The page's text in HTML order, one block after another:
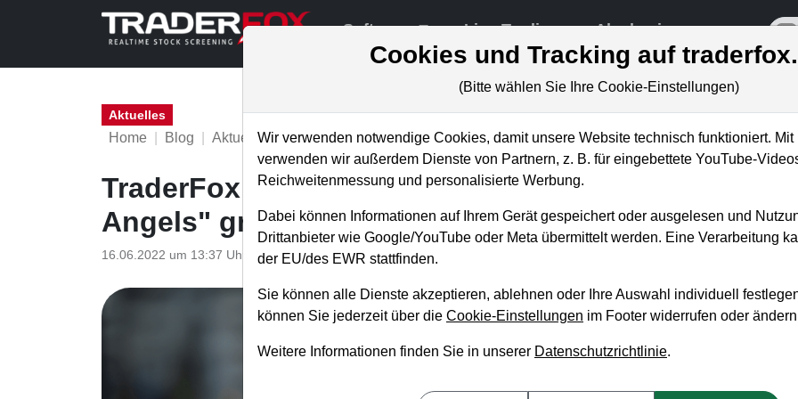
Software Live-Trading Akademie
Aktuelles
Home Blog Aktuelles
TraderFox stellt 53-seitigen Research-Report
Angels" gratis bereit
16.06.2022 um 13:37 Uhr TraderFox GmbH
Cookies und Tracking auf
(Bitte wählen Sie Ihre Cookie-Einstellungen)
Wir verwenden notwendige Cookies, damit unsere Website technisch funktioniert.
verwenden wir außerdem Dienste von Partnern, z. B. für eingebettete YouTube-
Reichweitenmessung und personalisierte Werbung.
Dabei können Informationen auf Ihrem Gerät gespeichert oder ausgelesen und
Drittanbieter wie Google/YouTube oder Meta übermittelt werden. Eine Verarbeitung
der EU/des EWR stattfinden.
Sie können alle Dienste akzeptieren, ablehnen oder Ihre Auswahl individuell
können Sie jederzeit über die Cookie-Einstellungen im Footer widerrufen oder
Weitere Informationen finden Sie in unserer Datenschutzrichtlinie.